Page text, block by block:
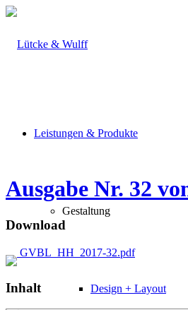
Leistungen & Produkte
Gestaltung
Design + Layout
Ausgabe Nr. 32
Download
GVBL_HH_2017-32.pdf
Inhalt